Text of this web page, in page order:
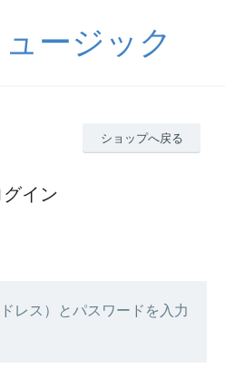
ージック
ショップへ戻る
グイン
レス）とパスワードを入力